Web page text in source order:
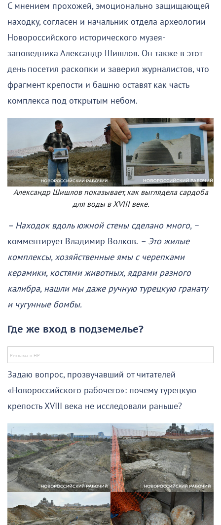
С мнением прохожей, эмоционально защищающей
находку, согласен и начальник отдела археологии
Новороссийского исторического музея-
заповедника Александр Шишлов. Он также в этот
день посетил раскопки и заверил журналистов, что
фрагмент крепости и башню оставят как часть
комплекса под открытым небом.
Александр Шишлов показывает, как выглядела сардоба
для воды в XVIII веке.
– Находок вдоль южной стены сделано много, –
комментирует Владимир Волков. – Это жилые
комплексы, хозяйственные ямы с черепками
керамики, костями животных, ядрами разного
калибра, нашли мы даже ручную турецкую гранату
и чугунные бомбы.
Где же вход в подземелье?
Задаю вопрос, прозвучавший от читателей
«Новороссийского рабочего»: почему турецкую
крепость XVIII века не исследовали раньше?